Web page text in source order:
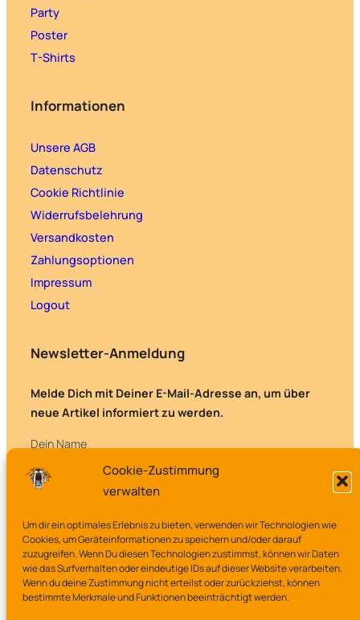
Cookie-Zustimmung
verwalten
Um dir ein optimales Erlebnis zu bieten, verwenden wir Technologien wie
Cookies, um Geräteinformationen zu speichern und/oder darauf
zuzugreifen. Wenn Du diesen Technologien zustimmst, können wir Daten
wie das Surfverhalten oder eindeutige IDs auf dieser Website verarbeiten.
Wenn du deine Zustimmung nicht erteilst oder zurückziehst, können
bestimmte Merkmale und Funktionen beeinträchtigt werden.
Party
Poster
T-Shirts
Informationen
Unsere AGB
Datenschutz
Cookie Richtlinie
Widerrufsbelehrung
Versandkosten
Zahlungsoptionen
Impressum
Logout
Newsletter-Anmeldung
Melde Dich mit Deiner E-Mail-Adresse an, um über
neue Artikel informiert zu werden.
Dein Name